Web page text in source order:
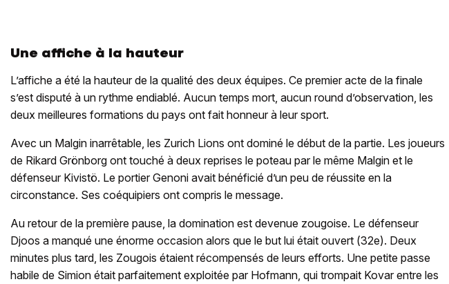
Une affiche à la hauteur
L’affiche a été la hauteur de la qualité des deux équipes. Ce premier acte de la finale
s’est disputé à un rythme endiablé. Aucun temps mort, aucun round d’observation, les
deux meilleures formations du pays ont fait honneur à leur sport.
Avec un Malgin inarrêtable, les Zurich Lions ont dominé le début de la partie. Les joueurs
de Rikard Grönborg ont touché à deux reprises le poteau par le même Malgin et le
défenseur Kivistö. Le portier Genoni avait bénéficié d’un peu de réussite en la
circonstance. Ses coéquipiers ont compris le message.
Au retour de la première pause, la domination est devenue zougoise. Le défenseur
Djoos a manqué une énorme occasion alors que le but lui était ouvert (32e). Deux
minutes plus tard, les Zougois étaient récompensés de leurs efforts. Une petite passe
habile de Simion était parfaitement exploitée par Hofmann, qui trompait Kovar entre les